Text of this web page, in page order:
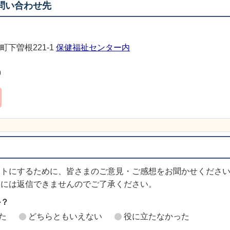
い合わせ先
下曽根221-1 保健福祉センター内
にするために、皆さまのご意見・ご感想をお聞かせくださ
は返信できませんのでご了承ください。
どちらともいえない 役に立たなかった